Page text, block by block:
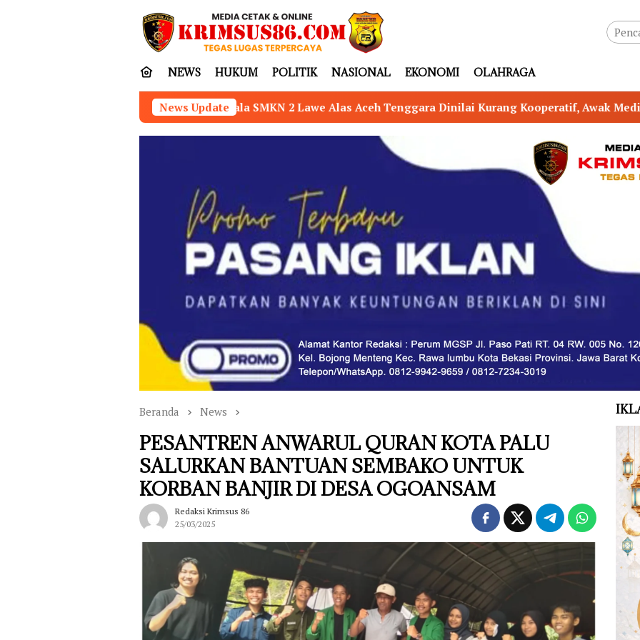
NEWS HUKUM POLITIK NASIONAL EKONOMI OLAHRAGA
News Update
Kepala SMKN 2 Lawe Alas Aceh Tenggara Dinilai Kurang Kooperatif, Awak Media Kesulitan Lakukan Konfirmasi
Beranda News
PESANTREN ANWARUL QURAN KOTA PALU
SALURKAN BANTUAN SEMBAKO UNTUK
KORBAN BANJIR DI DESA OGOANSAM
Redaksi Krimsus 86
25/03/2025